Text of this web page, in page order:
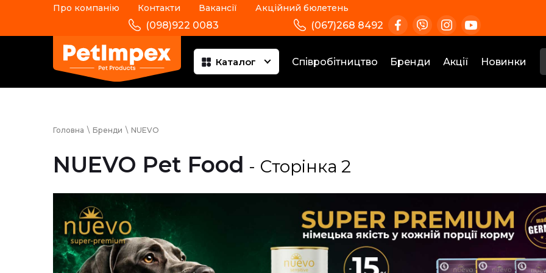
Про компанію Контакти Вакансії Акційний бюлетень
(098)922 0083 (067)268 8492
Каталог Співробітництво Бренди Акції Новинки
Головна \ Бренди \ NUEVO
NUEVO Pet Food - Сторінка 2